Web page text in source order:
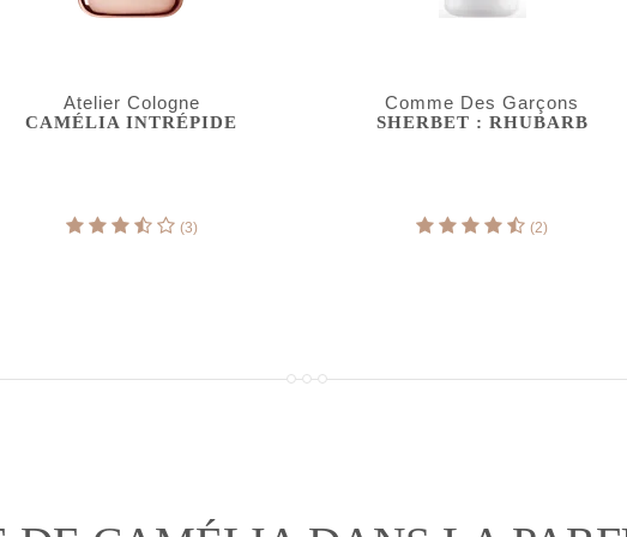
Atelier Cologne
CAMÉLIA INTRÉPIDE
(3)
Comme Des Garçons
SHERBET : RHUBARB
(2)